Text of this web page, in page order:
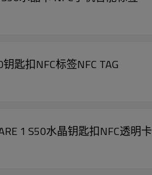
匙扣NFC标签NFC TAG
1 S50水晶钥匙扣NFC透明卡